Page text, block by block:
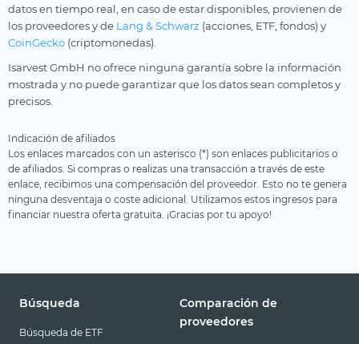
datos en tiempo real, en caso de estar disponibles, provienen de
los proveedores y de Lang & Schwarz (acciones, ETF, fondos) y
CoinGecko (criptomonedas).
Isarvest GmbH no ofrece ninguna garantía sobre la información
mostrada y no puede garantizar que los datos sean completos y
precisos.
Indicación de afiliados
Los enlaces marcados con un asterisco (*) son enlaces publicitarios o
de afiliados. Si compras o realizas una transacción a través de este
enlace, recibimos una compensación del proveedor. Esto no te genera
ninguna desventaja o coste adicional. Utilizamos estos ingresos para
financiar nuestra oferta gratuita. ¡Gracias por tu apoyo!
Búsqueda
Búsqueda de ETF
Comparación de
proveedores